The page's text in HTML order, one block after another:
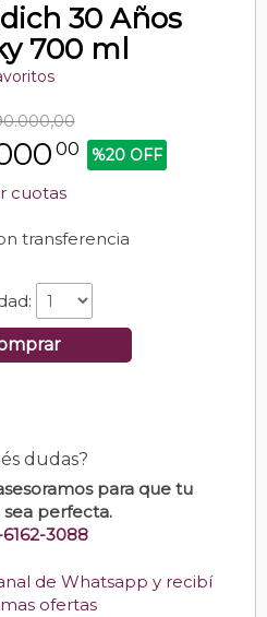
30 Años
700 ml
00 %20 OFF
cuotas
transferencia
dudas?
para que tu
perfecta.
6162-3088
de Whatsapp y recibí
ofertas